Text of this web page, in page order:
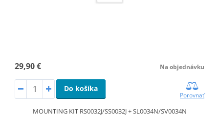
29,90 € Na objednávku
Do košíka
Porovnať
MOUNTING KIT RS0032J/SS0032J + SL0034N/SV0034N